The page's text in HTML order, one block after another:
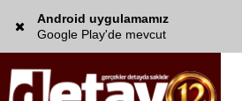
Android uygulamamız
Google Play'de mevcut